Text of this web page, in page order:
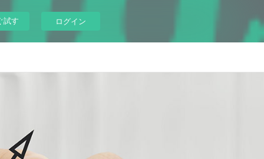
試す ログイン